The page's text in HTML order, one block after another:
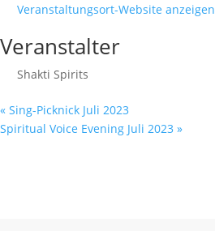
Veranstaltungsort-Website anzeigen
Veranstalter
Shakti Spirits
« Sing-Picknick Juli 2023
Spiritual Voice Evening Juli 2023 »